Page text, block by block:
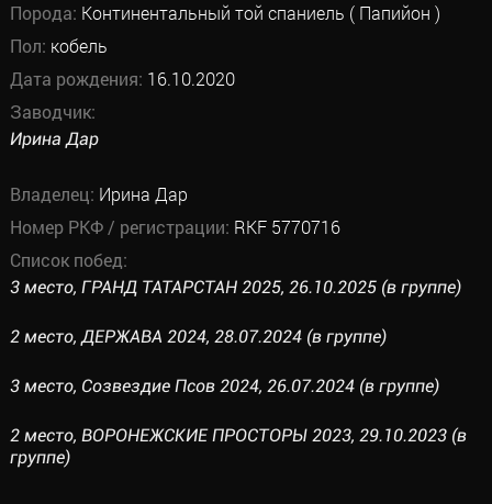
Порода: Континентальный той спаниель ( Папийон )
Пол: кобель
Дата рождения: 16.10.2020
Заводчик:
Ирина Дар
Владелец: Ирина Дар
Номер РКФ / регистрации: RKF 5770716
Список побед:
3 место, ГРАНД ТАТАРСТАН 2025, 26.10.2025 (в группе)
2 место, ДЕРЖАВА 2024, 28.07.2024 (в группе)
3 место, Созвездие Псов 2024, 26.07.2024 (в группе)
2 место, ВОРОНЕЖСКИЕ ПРОСТОРЫ 2023, 29.10.2023 (в
группе)